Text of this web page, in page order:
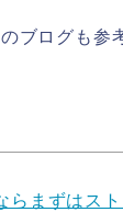
ブログも参
らまずはスト